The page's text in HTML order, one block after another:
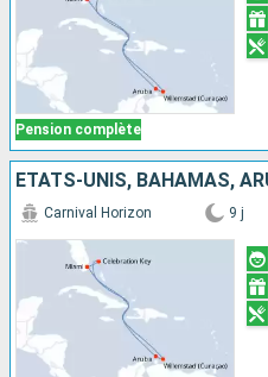
Pension complète
ÉTATS-UNIS, BAHAMAS,
Carnival Horizon 9 j